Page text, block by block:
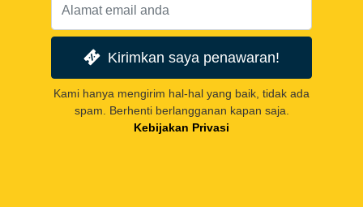
Kirimkan saya penawaran!
Kami hanya mengirim hal-hal yang baik, tidak ada
spam. Berhenti berlangganan kapan saja.
Kebijakan Privasi